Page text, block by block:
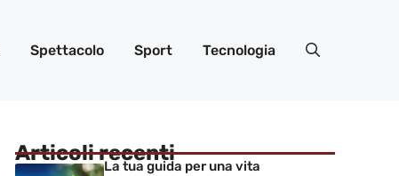
Spettacolo Sport Tecnologia
Articoli recenti
La tua guida per una vita